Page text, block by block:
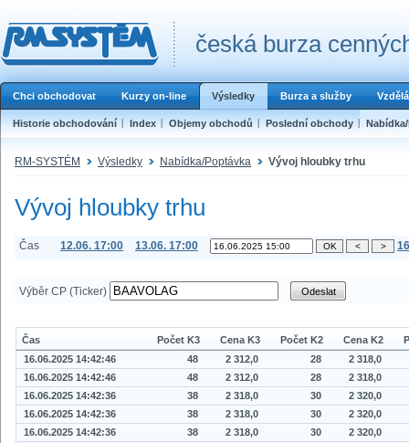
česká burza
Chci obchodovat Kurzy on-line Výsledky Burza a služby
Historie obchodování Index Objemy obchodů Poslední obchody
RM-SYSTÉM Výsledky Nabídka/Poptávka Vývoj hloubky trhu
Vývoj hloubky trhu
Čas 12.06. 17:00 13.06. 17:00
Výběr CP (Ticker)
Čas Počet K3 Cena K3 Počet K2 Cena K2
16.06.2025 14:42:46
48 2 312,0 28
2 318,0
16.06.2025 14:42:46
48 2 312,0 28
2 318,0
16.06.2025 14:42:36
38 2 318,0 30
2 320,0
16.06.2025 14:42:36
38 2 318,0 30
2 320,0
16.06.2025 14:42:36
38 2 318,0 30
2 320,0